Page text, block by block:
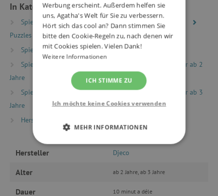
In Kategorien eingeteilt
Spielzeug nach Typ
Puzzles, Mosaike, Steckpuzzles
Puzzles
Kinderpuzzles 2 - 40 Teile
Spielzeug nach Typ
Montessori Spielzeug
Spielzeug nach Alter
Spiele & Spielzeug für Kinder ab 2
Jahre
Spielzeug nach Alter
Spiele & Spielzeug für Kinder ab 3
Jahre
Hersteller
Hersteller Djeco
Alter ab 2 Jahre, ab 3 Jahre
Dauer 10 minut a déle
Werbung erscheint. Außerdem helfen sie
uns, Agatha's Welt für Sie zu verbessern.
Hört sich das cool an? Dann stimmen Sie
bitte den Cookie-Regeln zu, nach denen wir
mit Cookies spielen. Vielen Dank!
Weitere Informationen
ICH STIMME ZU
Ich möchte keine Cookies verwenden
MEHR INFORMATIONEN
UNBEDINGT ERFORDERLICH